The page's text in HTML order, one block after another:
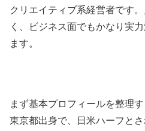
クリエイティブ系経営者です
く、ビジネス面でもかなり実
ます。
まず基本プロフィールを整理
東京都出身で、日米ハーフと